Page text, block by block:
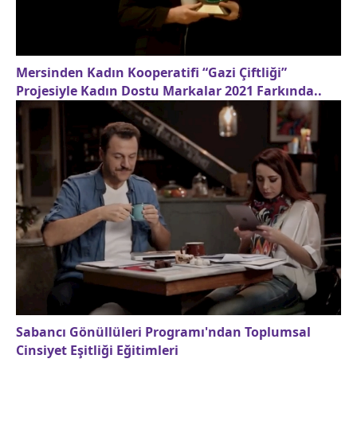
Mersinden Kadın Kooperatifi “Gazi Çiftliği”
Projesiyle Kadın Dostu Markalar 2021 Farkında..
Sabancı Gönüllüleri Programı'ndan Toplumsal
Cinsiyet Eşitliği Eğitimleri